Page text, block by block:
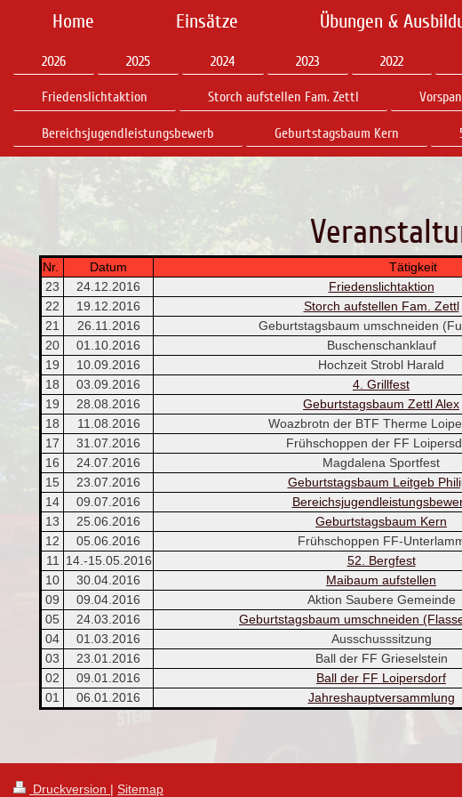
Home Einsätze Übungen &
2026 2025 2024 2023 2022
Friedenslichtaktion Storch aufstellen Fam. Zettl
Bereichsjugendleistungsbewerb Geburtstagsbaum Kern
Nr. Datum Tätigkeit
23
24.12.2016 Friedenslichtaktion
22
19.12.2016 Storch aufstellen Fam. Zettl
21
26.11.2016 Geburtstagsbaum umschneiden
20
01.10.2016 Buschenschanklauf
19
10.09.2016 Hochzeit Strobl Harald
18
03.09.2016 4. Grillfest
19
28.08.2016 Geburtstagsbaum Zettl Alex
18
11.08.2016 Woazbrotn der BTF Therme
17
31.07.2016 Frühschoppen der FF
16
24.07.2016 Magdalena Sportfest
15
23.07.2016 Geburtstagsbaum Leitgeb
14
09.07.2016
13
25.06.2016 Geburtstagsbaum Kern
12
05.06.2016 Frühschoppen FF-
11
14.-15.05.2016 52. Bergfest
10
30.04.2016 Maibaum aufstellen
09
09.04.2016 Aktion Saubere Gemeinde
05
24.03.2016 Geburtstagsbaum umschneiden
04
01.03.2016 Ausschusssitzung
03
23.01.2016 Ball der FF Grieselstein
02
09.01.2016 Ball der FF Loipersdorf
01
06.01.2016 Jahreshauptversammlung
Druckversion | Sitemap